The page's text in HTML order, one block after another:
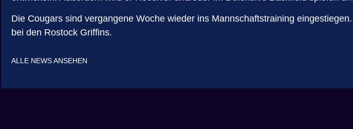
Die Cougars sind vergangene Woche wieder ins Mannschaftstraining eingestiegen
bei den Rostock Griffins.
ALLE NEWS ANSEHEN